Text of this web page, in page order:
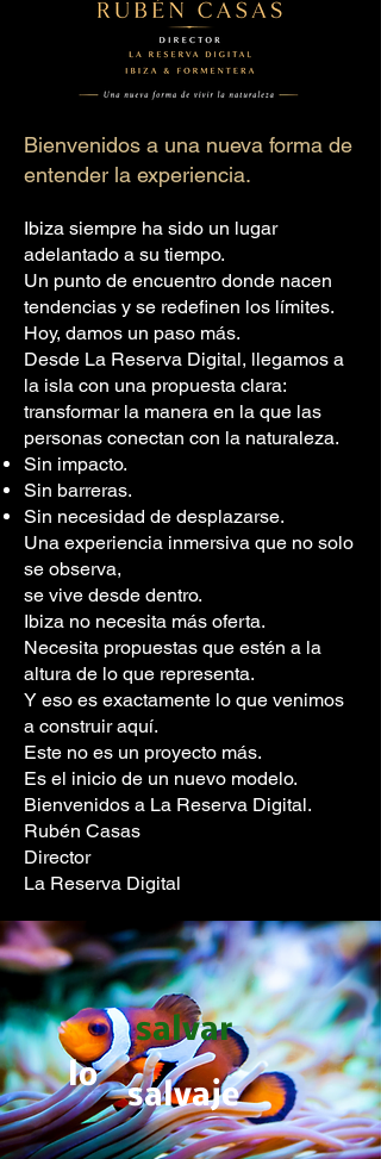
Bienvenidos a una nueva forma de
entender la experiencia.
Ibiza siempre ha sido un lugar
adelantado a su tiempo.
Un punto de encuentro donde nacen
tendencias y se redefinen los límites.
Hoy, damos un paso más.
Desde La Reserva Digital, llegamos a
la isla con una propuesta clara:
transformar la manera en la que las
personas conectan con la naturaleza.
Sin impacto.
Sin barreras.
Sin necesidad de desplazarse.
Una experiencia inmersiva que no solo
se observa,
se vive desde dentro.
Ibiza no necesita más oferta.
Necesita propuestas que estén a la
altura de lo que representa.
Y eso es exactamente lo que venimos
a construir aquí.
Este no es un proyecto más.
Es el inicio de un nuevo modelo.
Bienvenidos a La Reserva Digital.
Rubén Casas
Director
La Reserva Digital
salvar
lo
salvaje